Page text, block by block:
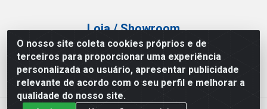
O nosso site coleta cookies próprios e de
terceiros para proporcionar uma experiência
personalizada ao usuário, apresentar publicidade
relevante de acordo com o seu perfil e melhorar a
qualidade do nosso site.
Loja / Showroom
Tel.: (11) 3227-0546
Av Vautier, 587/597 - Pari - São Paulo/SP